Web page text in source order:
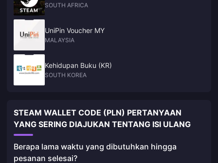
SOUTH AFRICA
UniPin Voucher MY
MALAYSIA
Kehidupan Buku (KR)
SOUTH KOREA
STEAM WALLET CODE (PLN) PERTANYAAN
YANG SERING DIAJUKAN TENTANG ISI ULANG
Berapa lama waktu yang dibutuhkan hingga
pesanan selesai?